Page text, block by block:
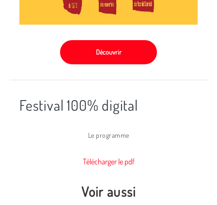
Découvrir
Festival 100% digital
Le programme
Télécharger le pdf
Voir aussi